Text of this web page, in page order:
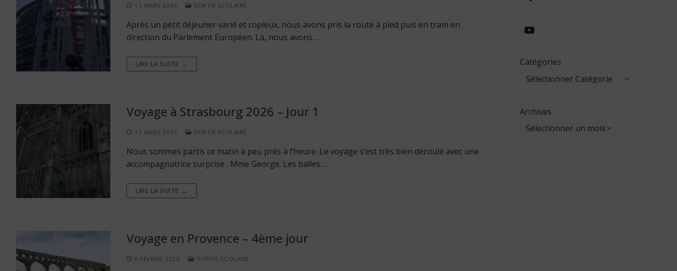
13 MARS 2026 SORTIE SCOLAIRE
Après un petit déjeuner varié et copieux, nous avons pris la route à pied puis en tram en
direction du Parlement Européen. Là, nous avons…
LIRE LA SUITE →
Voyage à Strasbourg 2026 – Jour 1
12 MARS 2026 SORTIE SCOLAIRE
Nous sommes partis ce matin à peu près à l’heure. Le voyage s’est très bien déroulé avec une
accompagnatrice surprise : Mme George. Les balles…
LIRE LA SUITE →
Voyage en Provence – 4ème jour
6 FÉVRIER 2026 SORTIE SCOLAIRE
https://
Catégories
Archives